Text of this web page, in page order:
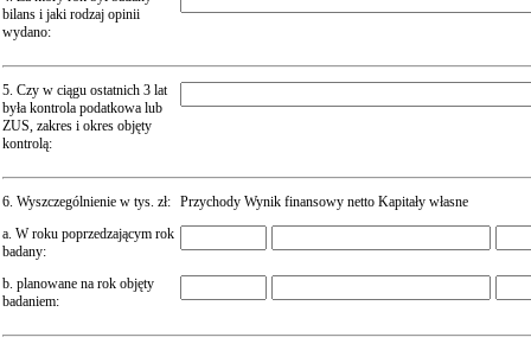
bilans i jaki rodzaj opinii
wydano:
5. Czy w ciągu ostatnich 3 lat
była kontrola podatkowa lub
ZUS, zakres i okres objęty
kontrolą:
6. Wyszczególnienie w tys. zł: Przychody Wynik finansowy netto Kapitały własne
a. W roku poprzedzającym rok
badany:
b. planowane na rok objęty
badaniem: